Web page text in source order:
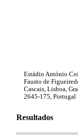
Estádio António
Fausto de
Cascais, Lisboa,
2645-175, Portugal
Resultados